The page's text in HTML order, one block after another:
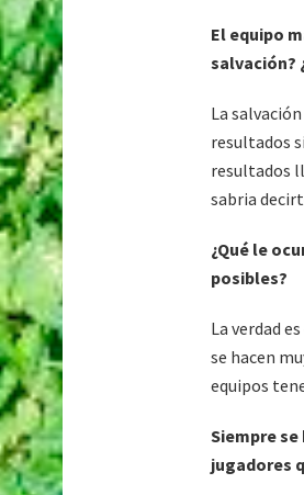
El equipo
salvación?
La
resultados
resultados
sabria
¿Qué le
posibles?
La verdad
se hacen
equipos
Siempre
jugadores